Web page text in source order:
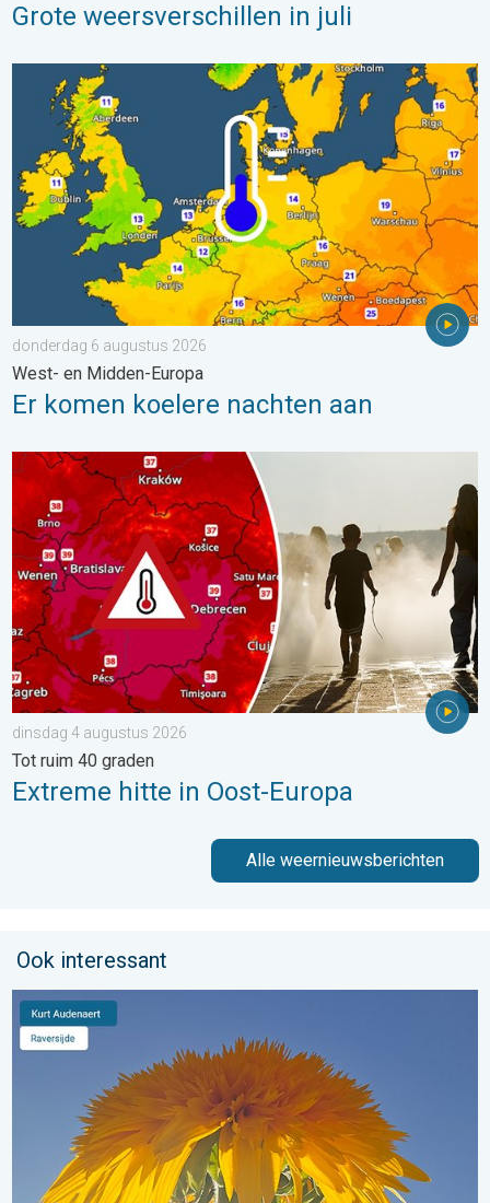
Grote weersverschillen in juli
Er komen koelere nachten aan. West- en Midden-Europa. . .
donderdag 6 augustus 2026
West- en Midden-Europa
Er komen koelere nachten aan
Extreme hitte in Oost-Europa. Tot ruim 40 graden. . . dinsdag
dinsdag 4 augustus 2026
Tot ruim 40 graden
Extreme hitte in Oost-Europa
Alle weernieuwsberichten
Ook interessant
Stuur jouw weerfoto van de week!. Weer&Radar Uploader. . .